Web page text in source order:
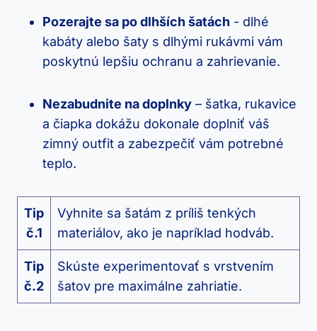
Pozerajte sa po dlhších ​šatách ‍- ⁢dlhé
kabáty alebo ⁤šaty s dlhými rukávmi vám
poskytnú lepšiu ​ochranu a zahrievanie.
Nezabudnite na doplnky – ‌šatka, ‍rukavice
a čiapka dokážu dokonale doplniť váš⁤
zimný outfit ‌a zabezpečiť vám potrebné
teplo.
Tip
č.1
Vyhnite sa šatám⁤ z príliš tenkých
materiálov, ako je⁤ napríklad hodváb.
Tip
č.2
Skúste ​experimentovať s vrstvením⁤
šatov pre maximálne zahriatie.